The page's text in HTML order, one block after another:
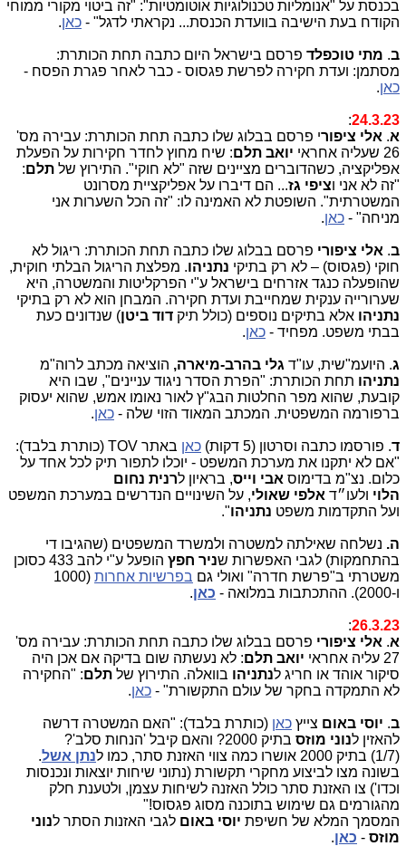
בכנסת על "אנומליות טכנולוגיות אוטומטיות": "זה ביטוי מקורי ממוחי
הקודח בעת הישיבה בוועדת הכנסת... נקראתי לדגל" - כאן.
ב. מתי טוכפלד פרסם בישראל היום כתבה תחת הכותרת:
מסתמן: ועדת חקירה לפרשת פגסוס - כבר לאחר פגרת הפסח -
כאן.
24.3.23
:
א. אלי ציפורי פרסם בבלוג שלו כתבה תחת הכותרת: עבירה מס'
26 שעליה אחראי
יואב תלם: שיח מחוץ לחדר חקירות על הפעלת
אפליקציה, כשהדוברים מציינים שזה "לא חוקי". התירוץ של תלם:
"זה לא אני וציפי גז... הם דיברו על אפליקציית מסרונט
המשטרתית". השופטת לא האמינה לו: "זה הכל השערות אני
מניחה" - כאן.
ב. אלי ציפורי פרסם בבלוג שלו כתבה תחת הכותרת: ריגול לא
חוקי (פגסוס) – לא רק בתיקי נתניהו. מפלצת הריגול הבלתי חוקית,
שהופעלה כנגד אזרחים בישראל ע"י הפרקליטות והמשטרה, היא
שערורייה ענקית שמחייבת ועדת חקירה. המבחן הוא לא רק בתיקי
נתניהו אלא בתיקים נוספים (כולל תיק דוד ביטן) שנדונים כעת
בבתי משפט. מפחיד - כאן.
ג. היועמ"שית, עו"ד גלי בהרב-מיארה, הוציאה מכתב לרוה"מ
נתניהו תחת הכותרת: "הפרת הסדר ניגוד עניינים", שבו היא
קובעת, שהוא מפר החלטות הבג"ץ לאור נאומו אמש, שהוא יעסוק
ברפורמה המשפטית. המכתב המאוד הזוי שלה - כאן.
ד. פורסמו כתבה וסרטון (5 דקות) כאן
באתר TOV (כותרת בלבד):
"אם לא יתקנו את מערכת המשפט - יוכלו לתפור תיק לכל אחד על
כלום. נצ"מ בדימוס אבי וייס, בראיון לרנית נחום
הלוי ולעו״ד אלפי שאולי, על השינויים הנדרשים במערכת המשפט
ועל התקדמות משפט נתניהו".
ה. נשלחה שאילתה למשטרה ולמשרד המשפטים (שהגיבו די
בהתחמקות) לגבי האפשרות שניר חפץ
הופעל ע"י להב 433 כסוכן
משטרתי ב"פרשת חדרה" ואולי גם בפרשיות אחרות (1000
ו-2000). ההתכתבות במלואה -
כאן.
26.3.23
:
א. אלי ציפורי פרסם בבלוג שלו כתבה תחת הכותרת: עבירה מס'
27 עליה אחראי
יואב תלם: לא נעשתה שום בדיקה אם אכן היה
סיקור אוהד או חריג לנתניהו בוואלה. התירוץ של תלם: "החקירה
לא התמקדה בחקר של עולם התקשורת" - כאן.
ב. יוסי באום צייץ כאן (כותרת בלבד): "האם המשטרה דרשה
להאזין לנוני מוזס בתיק 2000? והאם קיבל 'הנחות סלב'?
(1/7) בתיק 2000 אושרו כמה צווי האזנת סתר, כמו ל
נתן אשל.
בשונה מצו לביצוע מחקרי תקשורת (נתוני שיחות יוצאות ונכנסות
וכדו') צו האזנת סתר כולל האזנה לשיחות עצמן, ולטענת חלק
מהגורמים גם שימוש בתוכנה מסוג פגסוס!"
המסמך המלא של חשיפת יוסי באום לגבי האזנות הסתר לנוני
מוזס - כאן.